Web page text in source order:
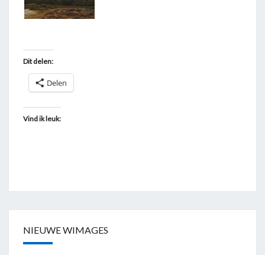
Dit delen:
Delen
Vind ik leuk:
NIEUWE WIMAGES